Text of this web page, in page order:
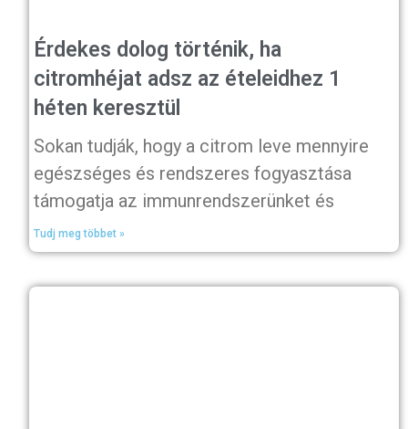
Érdekes dolog történik, ha
citromhéjat adsz az ételeidhez 1
héten keresztül
Sokan tudják, hogy a citrom leve mennyire
egészséges és rendszeres fogyasztása
támogatja az immunrendszerünket és
Tudj meg többet »